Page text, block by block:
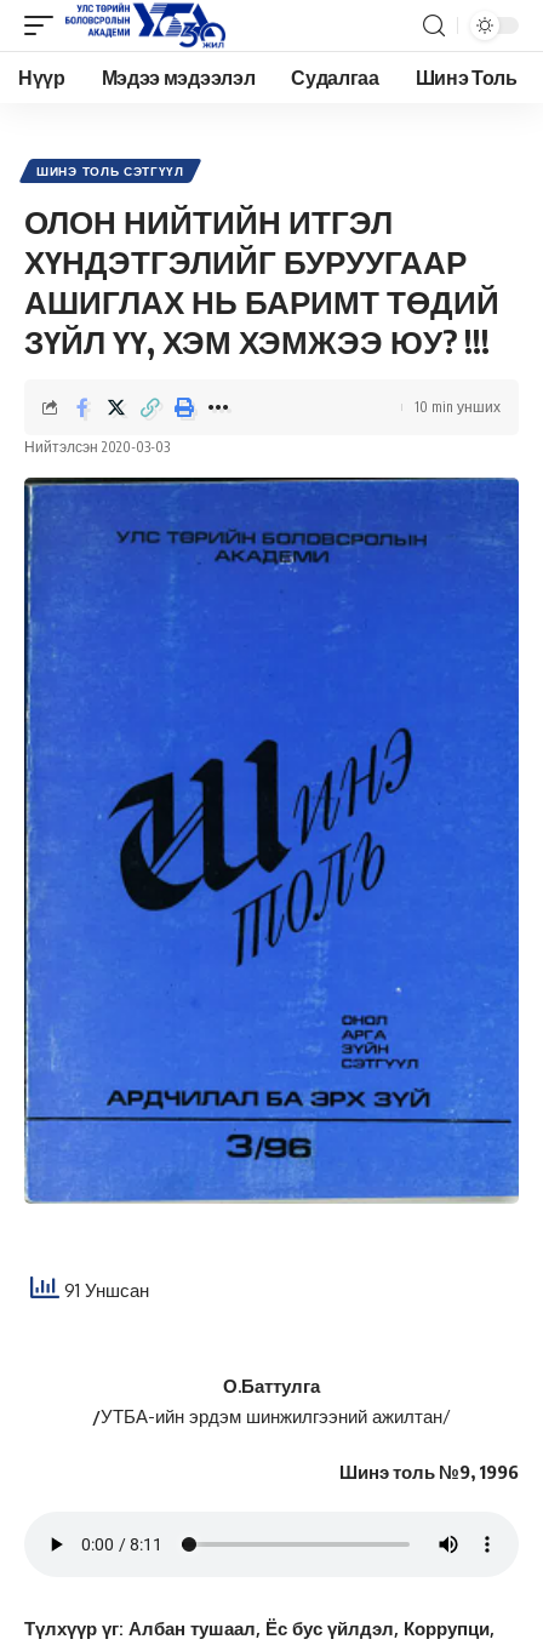
Нүүр Мэдээ мэдээлэл Судалгаа Шинэ Толь
ШИНЭ ТОЛЬ СЭТГҮҮЛ
ОЛОН НИЙТИЙН ИТГЭЛ
ХҮНДЭТГЭЛИЙГ БУРУУГААР
АШИГЛАХ НЬ БАРИМТ ТӨДИЙ
ЗҮЙЛ ҮҮ, ХЭМ ХЭМЖЭЭ ЮУ? !!!
Нийтэлсэн 2020-03-03
10 min унших
91 Уншсан
О.Баттулга
/УТБА-ийн эрдэм шинжилгээний ажилтан/
Шинэ толь №9, 1996
Түлхүүр үг: Албан тушаал, Ёс бус үйлдэл, Коррупци,